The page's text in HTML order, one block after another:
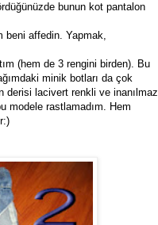
bunun kot pantalon
beni affedin. Yapmak,
(hem de 3 rengini birden). Bu
minik botları da çok
derisi lacivert renkli ve inanılmaz
modele rastlamadım. Hem